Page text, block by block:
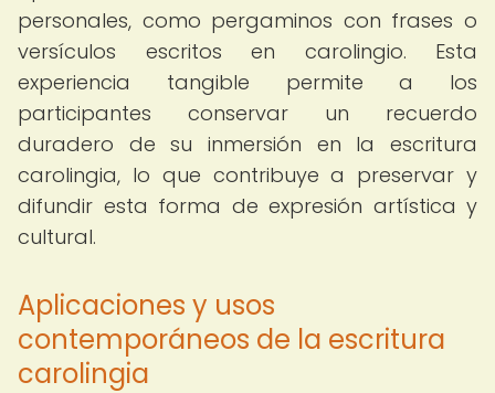
personales, como pergaminos con frases o
versículos escritos en carolingio. Esta
experiencia tangible permite a los
participantes conservar un recuerdo
duradero de su inmersión en la escritura
carolingia, lo que contribuye a preservar y
difundir esta forma de expresión artística y
cultural.
Aplicaciones y usos
contemporáneos de la escritura
carolingia